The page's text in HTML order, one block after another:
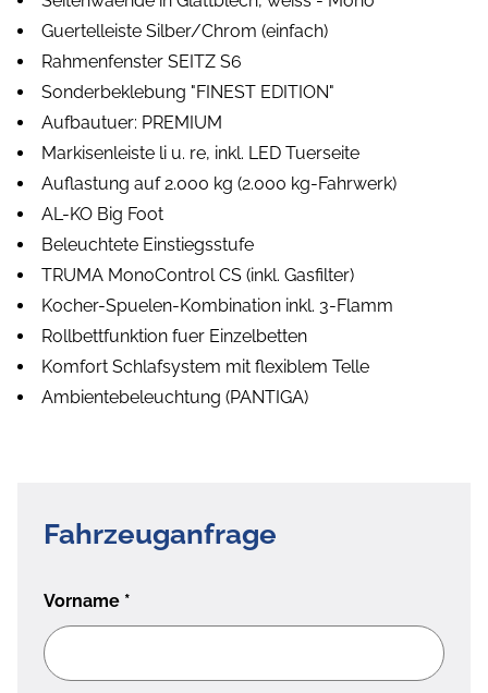
Guertelleiste Silber/Chrom (einfach)
Rahmenfenster SEITZ S6
Sonderbeklebung "FINEST EDITION"
Aufbautuer: PREMIUM
Markisenleiste li u. re, inkl. LED Tuerseite
Auflastung auf 2.000 kg (2.000 kg-Fahrwerk)
AL-KO Big Foot
Beleuchtete Einstiegsstufe
TRUMA MonoControl CS (inkl. Gasfilter)
Kocher-Spuelen-Kombination inkl. 3-Flamm
Rollbettfunktion fuer Einzelbetten
Komfort Schlafsystem mit flexiblem Telle
Ambientebeleuchtung (PANTIGA)
Fahrzeuganfrage
Vorname *